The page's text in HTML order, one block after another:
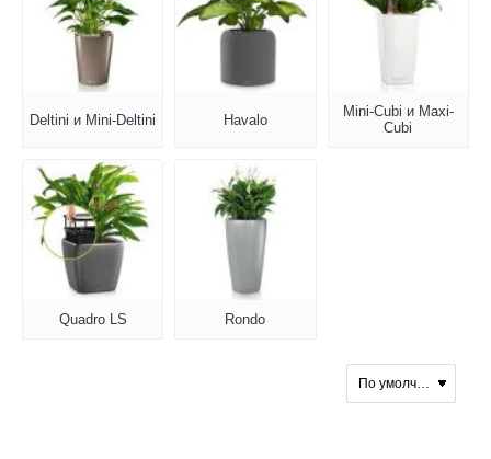
Deltini и Mini-Deltini Havalo
Mini-Cubi и Maxi-
Cubi
Quadro LS Rondo